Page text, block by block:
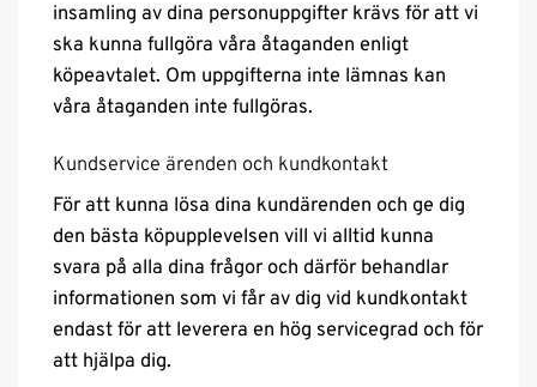
insamling av dina personuppgifter krävs för att vi
ska kunna fullgöra våra åtaganden enligt
köpeavtalet. Om uppgifterna inte lämnas kan
våra åtaganden inte fullgöras.
Kundservice ärenden och kundkontakt
För att kunna lösa dina kundärenden och ge dig
den bästa köpupplevelsen vill vi alltid kunna
svara på alla dina frågor och därför behandlar
informationen som vi får av dig vid kundkontakt
endast för att leverera en hög servicegrad och för
att hjälpa dig.